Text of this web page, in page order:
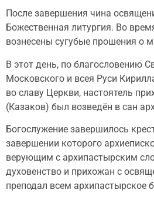
После завершения чина
Божественная литургия. Во
вознесены сугубые прошения о
В этот день, по благословению
Московского и всея Руси
во славу Церкви, настоятель
(Казаков) был возведён в сан
Богослужение завершилось
завершении которого
верующим с архипастырским
духовенство и прихожан с
преподал всем архипастырское